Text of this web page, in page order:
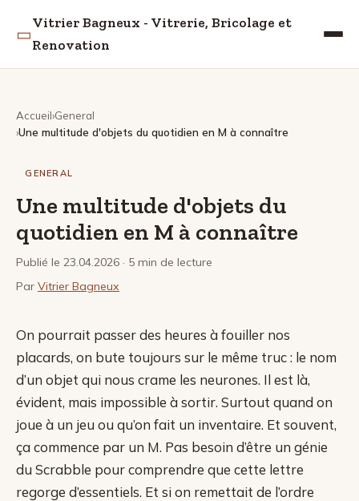
▭
Vitrier Bagneux - Vitrerie, Bricolage et
Renovation
Accueil General
Une multitude d'objets du quotidien en M à connaître
GENERAL
Une multitude d'objets du
quotidien en M à connaître
Publié le 23.04.2026 · 5 min de lecture
Par Vitrier Bagneux
On pourrait passer des heures à fouiller nos
placards, on bute toujours sur le même truc : le nom
d’un objet qui nous crame les neurones. Il est là,
évident, mais impossible à sortir. Surtout quand on
joue à un jeu ou qu’on fait un inventaire. Et souvent,
ça commence par un M. Pas besoin d’être un génie
du Scrabble pour comprendre que cette lettre
regorge d’essentiels. Et si on remettait de l’ordre